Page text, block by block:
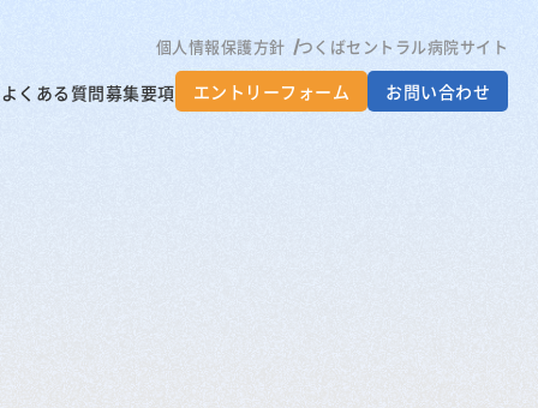
個人情報保護方針 つくばセントラル病院サイト
よくある質問募集要項 エントリーフォーム お問い合わせ